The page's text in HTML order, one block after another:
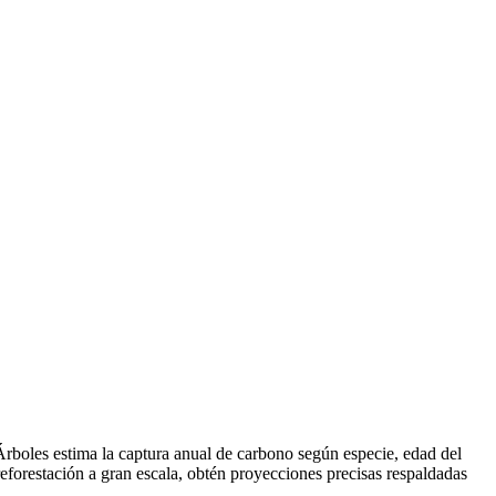
estima la captura anual de carbono según especie, edad del
a gran escala, obtén proyecciones precisas respaldadas